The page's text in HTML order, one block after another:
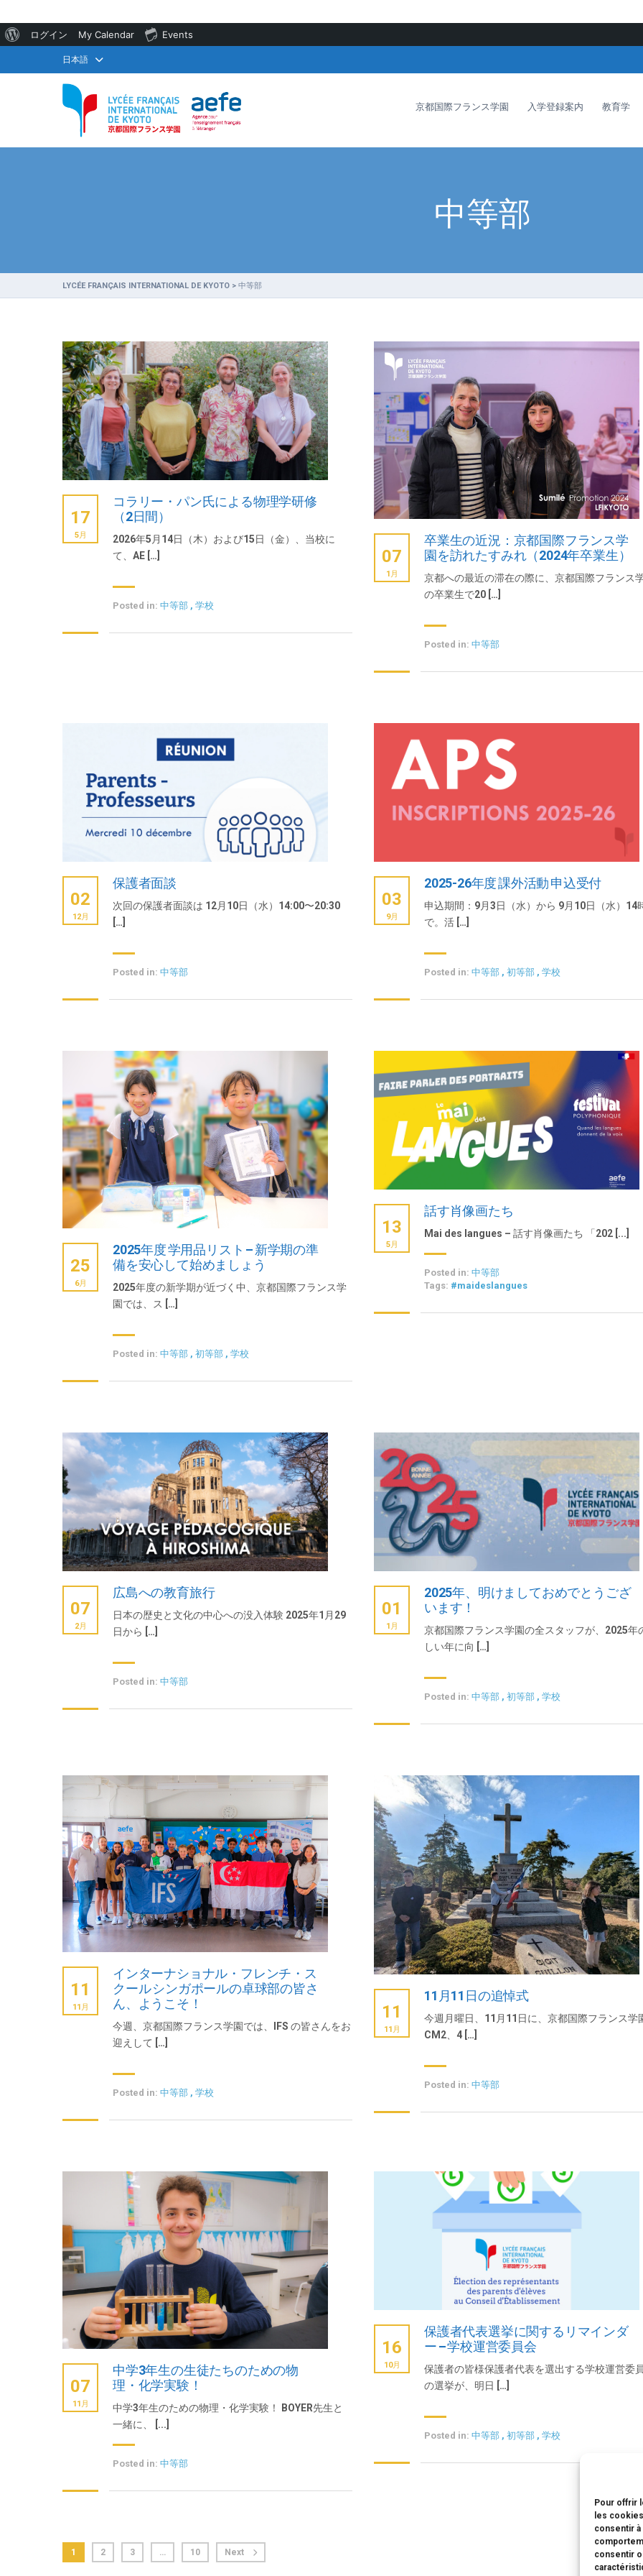
Pour offrir
les
consentir
consentir
WordPress
ログイン My Calendar Events
日本語
京都国際フランス学園 入学登録案内 教育学
中等部
LYCÉE FRANÇAIS INTERNATIONAL DE KYOTO > 中等部
コラリー・パン氏による物理学研修
（2日間）
17
5月
2026年5月14日（木）および15日（金）、当校に
て、AE […]
Posted in: 中等部 , 学校
卒業生の近況：京都国際フランス学
園を訪れたすみれ（2024年卒業生）
07
1月
京都への最近の滞在の際に、京都国際フランス
の卒業生で20 […]
Posted in: 中等部
保護者面談
02
12月
次回の保護者面談は 12月10日（水）14:00〜20:30
[…]
Posted in: 中等部
2025-26年度 課外活動 申込受付
03
9月
申込期間：9月3日（水）から 9月10日（水）14
で。活 […]
Posted in: 中等部 , 初等部 , 学校
2025年度 学用品リスト – 新学期の準
備を安心して始めましょう
25
6月
2025年度の新学期が近づく中、京都国際フランス学
園では、ス […]
Posted in: 中等部 , 初等部 , 学校
話す肖像画たち
13
5月
Mai des langues – 話す肖像画たち 「202 [...]
Posted in: 中等部
Tags: #maideslangues
広島への教育旅行
07
2月
日本の歴史と文化の中心への没入体験 2025年1月29
日から […]
Posted in: 中等部
2025年、明けましておめでとうござ
います！
01
1月
京都国際フランス学園の全スタッフが、2025年
しい年に向 […]
Posted in: 中等部 , 初等部 , 学校
インターナショナル・フレンチ・ス
クール シンガポールの卓球部の皆さ
ん、ようこそ！
11
11月
今週、京都国際フランス学園では、IFS の皆さんをお
迎えして […]
Posted in: 中等部 , 学校
11月11日の追悼式
11
11月
今週月曜日、11月11日に、京都国際フランス学
CM2、4 […]
Posted in: 中等部
中学3年生の生徒たちのための物
理・化学実験！
07
11月
中学3年生のための物理・化学実験！ BOYER先生と
一緒に、 [...]
Posted in: 中等部
保護者代表選挙に関するリマインダ
ー – 学校運営委員会
16
10月
保護者の皆様保護者代表を選出する学校運営委
の選挙が、明日 […]
Posted in: 中等部 , 初等部 , 学校
1 2 3 … 10 Next